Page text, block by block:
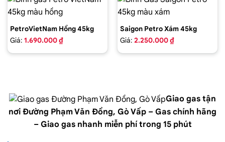
PetroVietNam Hồng 45kg
Giá: 1.690.000 ₫
Saigon Petro Xám 45kg
Giá: 2.250.000 ₫
Giao gas tận
nơi Đường Phạm Văn Đồng, Gò Vấp – Gas chính hãng
– Giao gas nhanh miễn phí trong 15 phút